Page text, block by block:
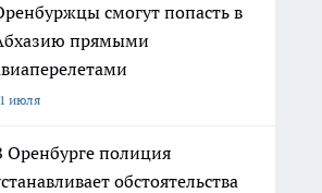
смогут попасть в
прямыми
июля
Оренбурге полиция
обстоятельства